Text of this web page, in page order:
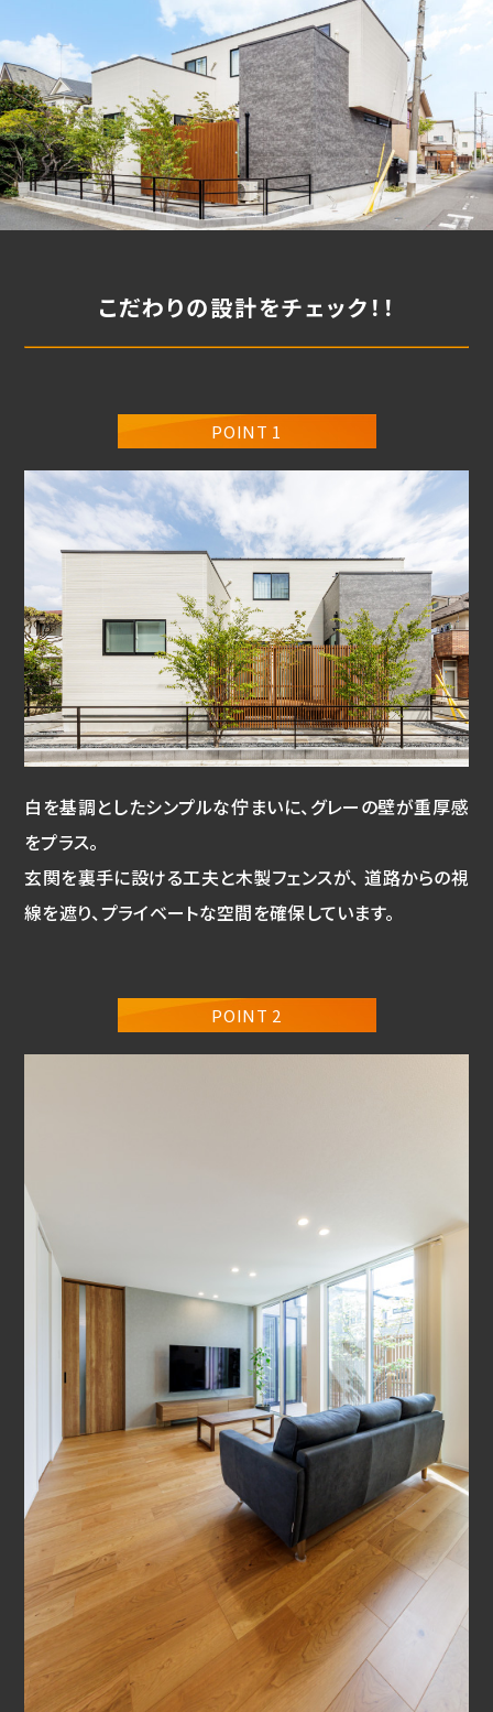
こだわりの設計をチェック！！
POINT 1
白を基調としたシンプルな佇まいに、グレーの壁が重厚感
をプラス。
玄関を裏手に設ける工夫と木製フェンスが、 道路からの視
線を遮り、プライベートな空間を確保しています。
POINT 2